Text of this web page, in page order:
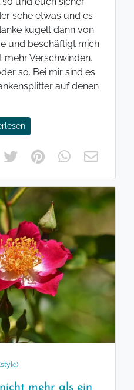
sehe etwas und es
kugelt dann von
und beschäftigt mich.
Verschwinden.
so. Bei mir sind es
auf denen
mehr als ein